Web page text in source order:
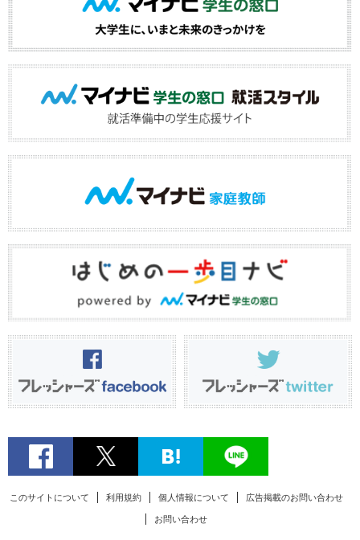
このサイトについて 利用規約 個人情報について 広告掲載のお問い合わせ
お問い合わせ